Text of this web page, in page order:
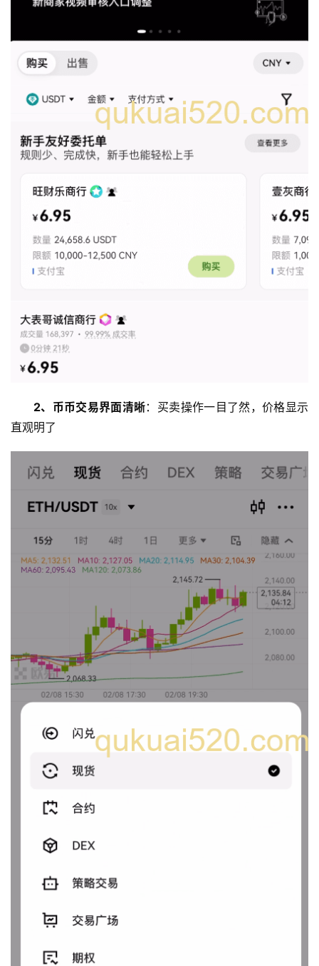
2、币币交易界面清晰：买卖操作一目了然，价格显示
直观明了